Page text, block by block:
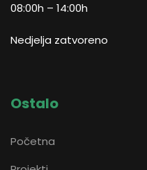
08:00h – 14:00h
Nedjelja zatvoreno
Ostalo
Početna